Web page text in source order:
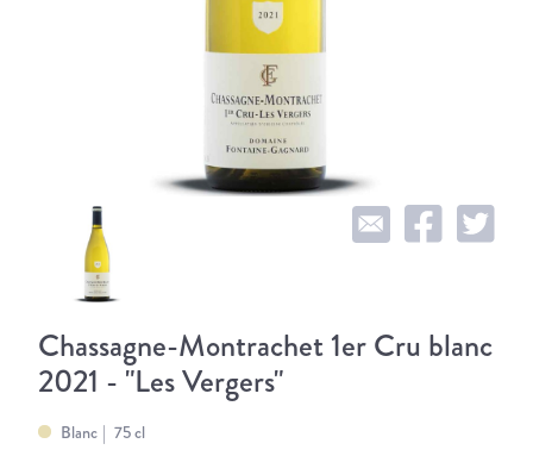
Chassagne-Montrachet 1er Cru blanc
2021 - "Les Vergers"
Blanc 75 cl